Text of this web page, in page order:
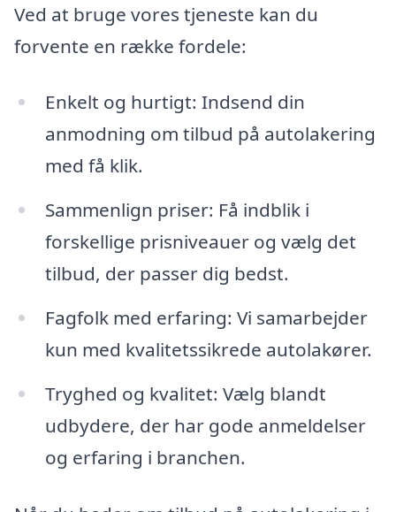
Ved at bruge vores tjeneste kan du
forvente en række fordele:
Enkelt og hurtigt: Indsend din
anmodning om tilbud på autolakering
med få klik.
Sammenlign priser: Få indblik i
forskellige prisniveauer og vælg det
tilbud, der passer dig bedst.
Fagfolk med erfaring: Vi samarbejder
kun med kvalitetssikrede autolakører.
Tryghed og kvalitet: Vælg blandt
udbydere, der har gode anmeldelser
og erfaring i branchen.